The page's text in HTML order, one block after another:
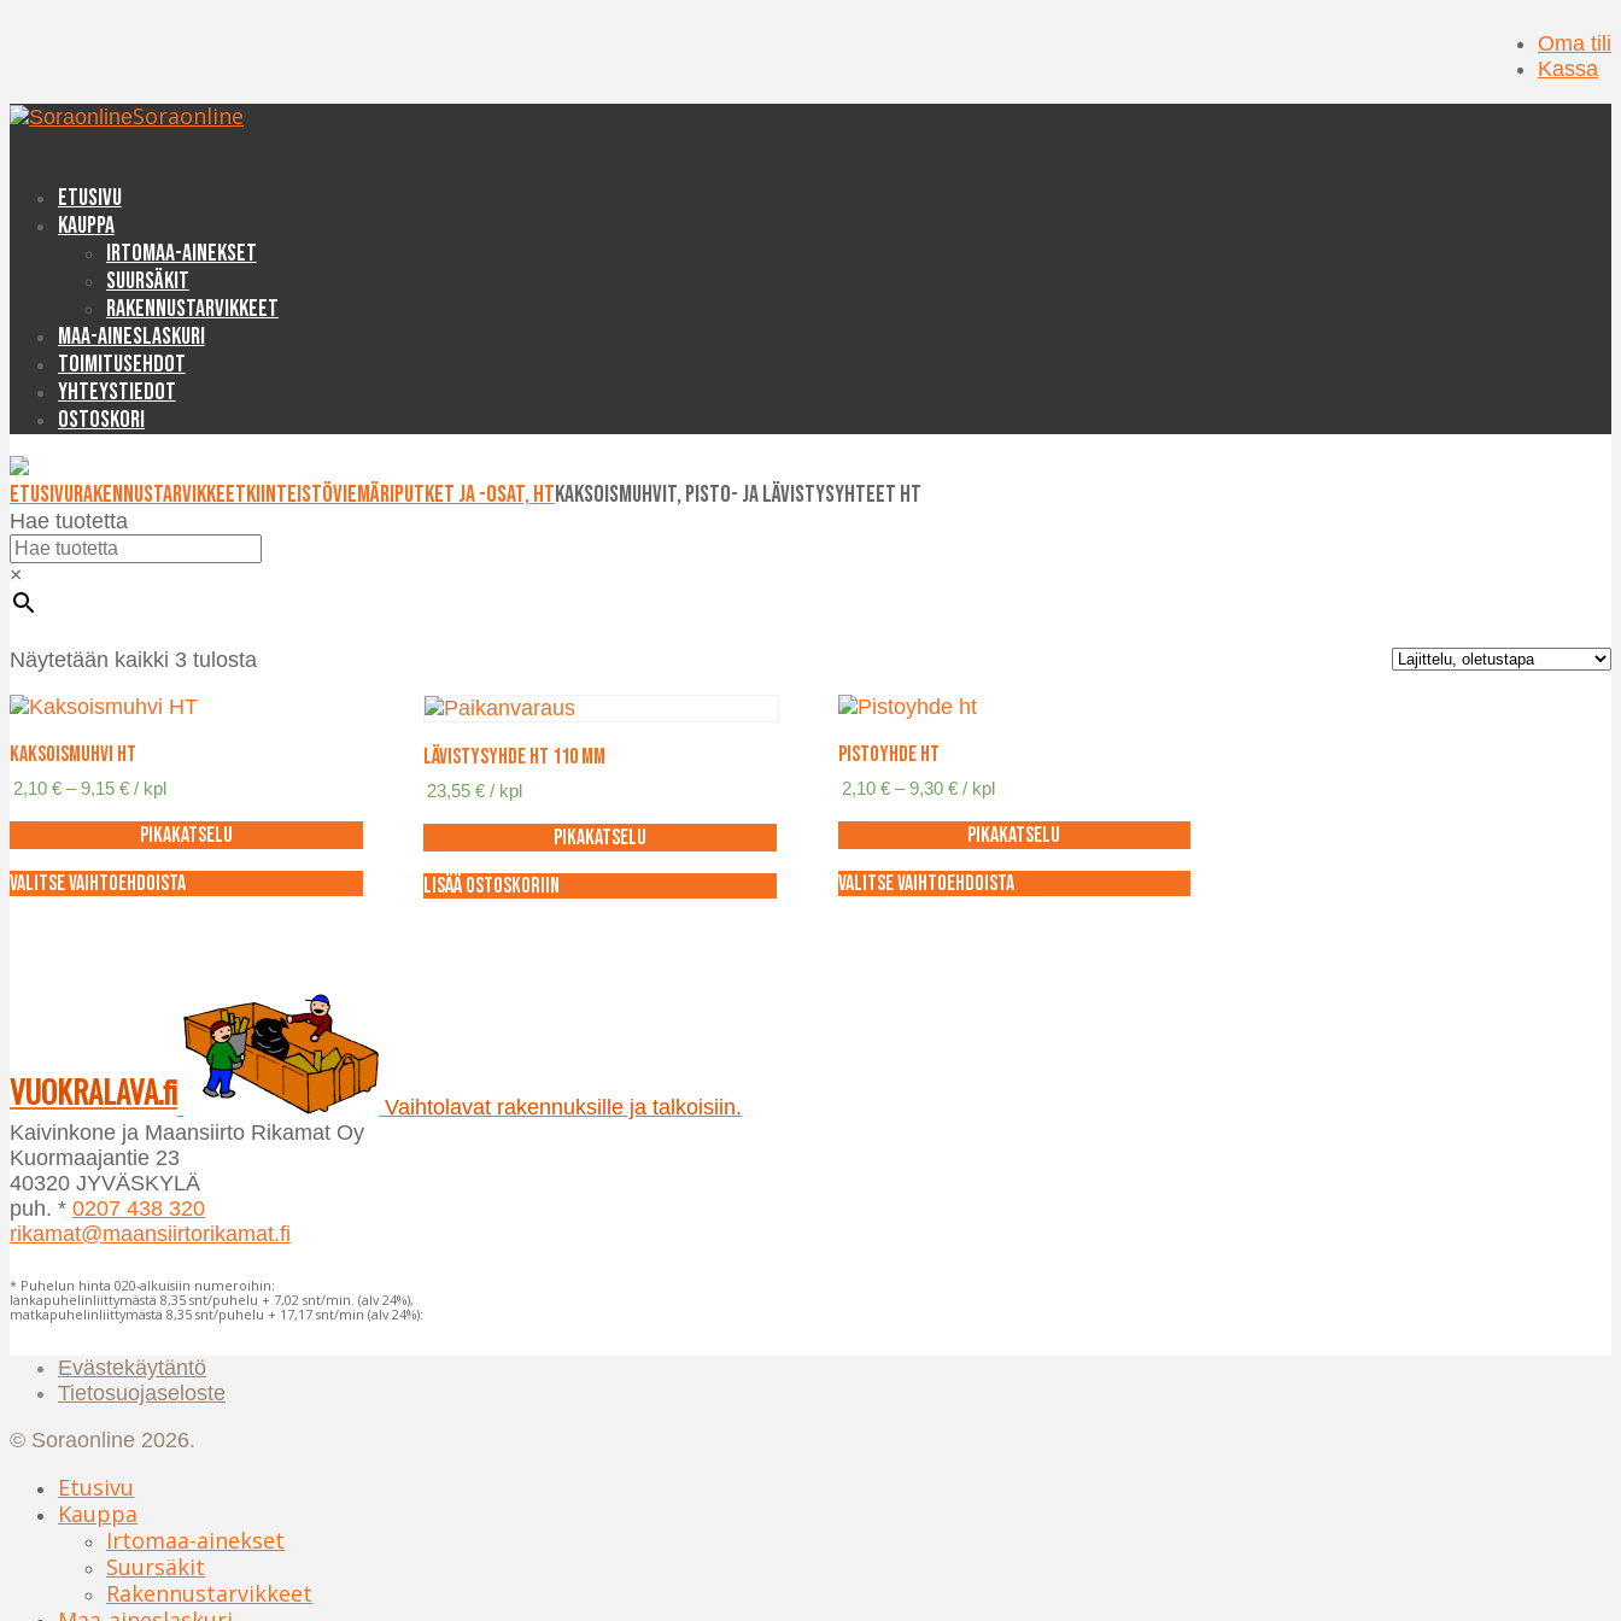
Oma tili
Kassa
Soraonline
Etusivu
Kauppa
Irtomaa-ainekset
Suursäkit
Rakennustarvikkeet
Maa-aineslaskuri
Toimitusehdot
Yhteystiedot
Ostoskori
EtusivuRakennustarvikkeetKiinteistöviemäriputket ja -osat, HTKaksoismuhvit, pisto- ja lävistysyhteet HT
Hae tuotetta
×
Näytetään kaikki 3 tulosta
Kaksoismuhvi HT
2,10€ – 9,15€Hintaluokka:
9,15 €
/ kpl
Pikakatselu
Valitse vaihtoehdoista
valinnat
tuotteen
sivulla.
Lävistysyhde HT 110 mm
23,55€ / kpl
Pikakatselu
Lisää ostoskoriin
Pistoyhde HT
2,10 € – 9,30 €Hintaluokka:
9,30 €
/ kpl
Pikakatselu
Valitse vaihtoehdoista
VUOKRALAVA.fi
Vaihtolavat rakennuksille ja talkoisiin.
Kaivinkone ja Maansiirto Rikamat Oy
Kuormaajantie 23
40320 JYVÄSKYLÄ
puh. * 0207 438 320
rikamat@maansiirtorikamat.fi
* Puhelun hinta 020-alkuisiin numeroihin:
lankapuhelinliittymästä 8,35 snt/puhelu + 7,02 snt/min. (alv 24%),
matkapuhelinliittymästä 8,35 snt/puhelu + 17,17 snt/min (alv 24%):
Evästekäytäntö
Tietosuojaseloste
© Soraonline 2026.
Etusivu
Kauppa
Irtomaa-ainekset
Suursäkit
Rakennustarvikkeet